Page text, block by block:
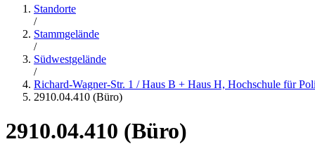
Standorte
/
Stammgelände
/
Südwestgelände
/
Richard-Wagner-Str. 1 / Haus B + Haus H, Hochschule für
2910.04.410 (Büro)
2910.04.410 (Büro)